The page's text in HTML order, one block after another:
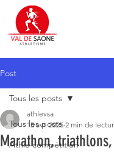
Post
Tous les posts
Athle compétition
Tous les posts
Marathon,
athlevsa
15 avr. 2025 2 min de